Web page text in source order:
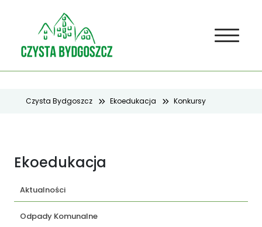
Czysta Bydgoszcz Ekoedukacja Konkursy
Ekoedukacja
Aktualności
Odpady Komunalne